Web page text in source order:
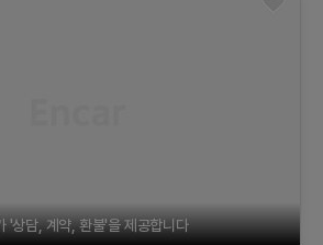
'상담, 계약, 환불'을 제공합니다